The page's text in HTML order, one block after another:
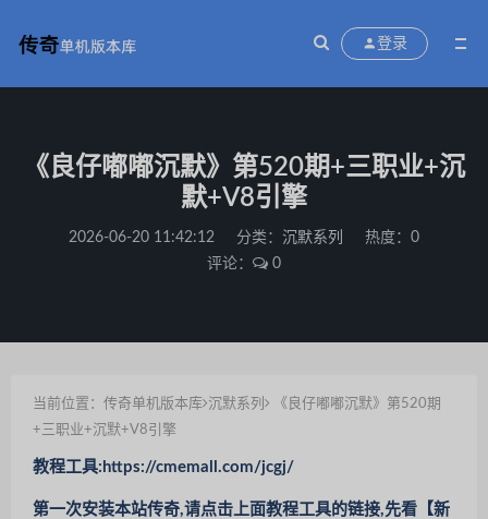
登录
《良仔嘟嘟沉默》第520期+三职业+沉
默+V8引擎
2026-06-20 11:42:12 分类： 沉默系列
热度：0
评论：
0
当前位置： 传奇单机版本库 沉默系列
《良仔嘟嘟沉默》第520期
+三职业+沉默+V8引擎
教程工具:https://cmemall.com/jcgj/
第一次安装本站传奇,请点击上面教程工具的链接,先看【新